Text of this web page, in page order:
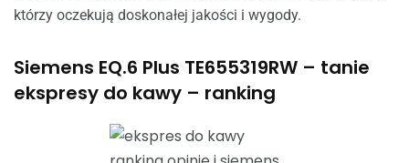
którzy oczekują doskonałej jakości i wygody.
Siemens EQ.6 Plus TE655319RW – tanie
ekspresy do kawy – ranking